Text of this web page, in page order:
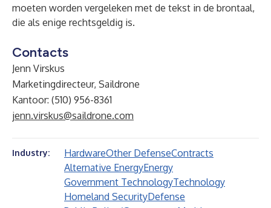
moeten worden vergeleken met de tekst in de brontaal,
die als enige rechtsgeldig is.
Contacts
Jenn Virskus
Marketingdirecteur, Saildrone
Kantoor: (510) 956-8361
jenn.virskus@saildrone.com
Industry: HardwareOther DefenseContracts
Alternative EnergyEnergy
Government TechnologyTechnology
Homeland SecurityDefense